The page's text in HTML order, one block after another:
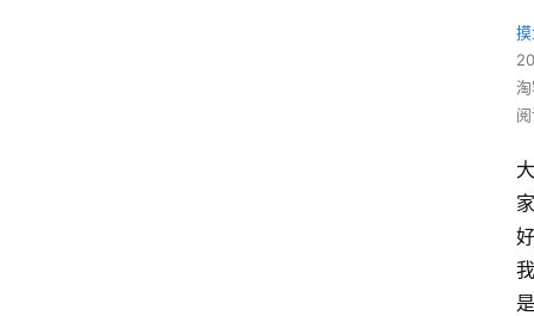
大
家
好
我
是